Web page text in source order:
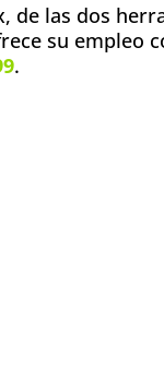
de las dos
su empleo
.